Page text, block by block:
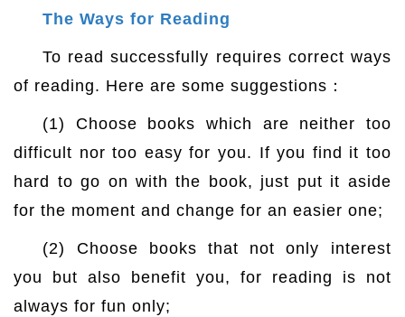
The Ways for Reading
To read successfully requires correct ways
of reading. Here are some suggestions：
(1) Choose books which are neither too
difficult nor too easy for you. If you find it too
hard to go on with the book, just put it aside
for the moment and change for an easier one;
(2) Choose books that not only interest
you but also benefit you, for reading is not
always for fun only;